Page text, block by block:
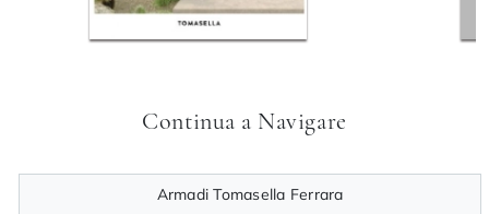
Continua a Navigare
Armadi Tomasella Ferrara